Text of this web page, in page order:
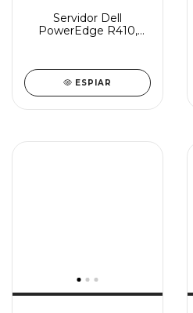
Servidor Dell
PowerEdge R410,
ESPIAR